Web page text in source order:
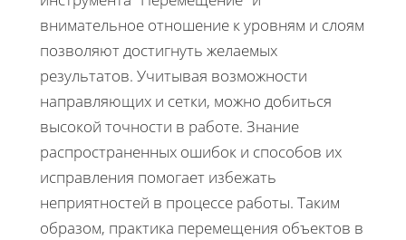
внимательное отношение к уровням и слоям
позволяют достигнуть желаемых
результатов. Учитывая возможности
направляющих и сетки, можно добиться
высокой точности в работе. Знание
распространенных ошибок и способов их
исправления помогает избежать
неприятностей в процессе работы. Таким
образом, практика перемещения объектов в